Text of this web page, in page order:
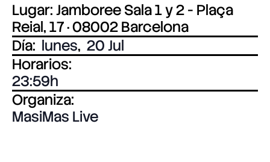
Lugar: Jamboree Sala 1 y 2 - Plaça
Reial, 17 · 08002 Barcelona
Día: lunes, 20 Jul
Horarios:
23:59
Organiza:
MasiMas Live